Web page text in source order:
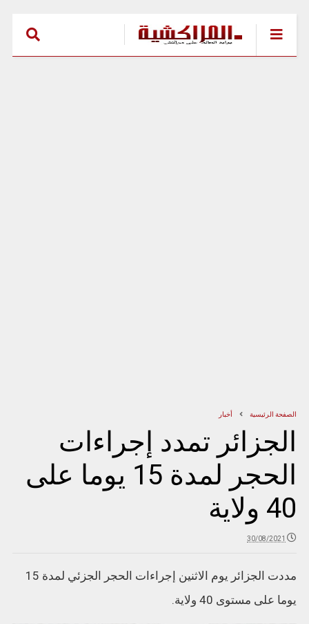
الصفحة الرئيسية أخبار
الجزائر تمدد إجراءات
الحجر لمدة 15 يوما على
40 ولاية
30/08/2021
مددت الجزائر يوم الاثنين إجراءات الحجر الجزئي لمدة 15
يوما على مستوى 40 ولاية.